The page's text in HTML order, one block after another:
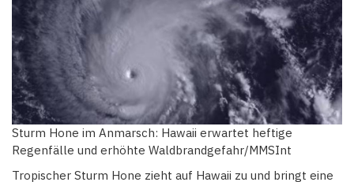
Sturm Hone im Anmarsch: Hawaii erwartet heftige
Regenfälle und erhöhte Waldbrandgefahr/MMSInt
Tropischer Sturm Hone zieht auf Hawaii zu und bringt eine